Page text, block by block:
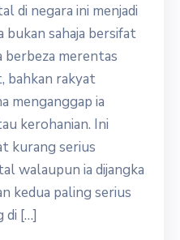
di negara ini menjadi
bukan sahaja bersifat
berbeza merentas
bahkan rakyat
menganggap ia
kerohanian. Ini
kurang serius
walaupun ia dijangka
kedua paling serius
di […]